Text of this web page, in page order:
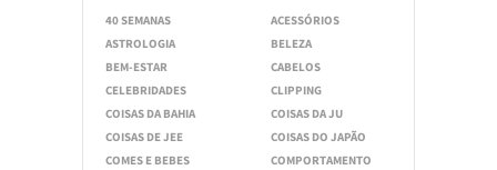
40 SEMANAS
ACESSÓRIOS
ASTROLOGIA
BELEZA
BEM-ESTAR
CABELOS
CELEBRIDADES
CLIPPING
COISAS DA BAHIA
COISAS DA JU
COISAS DE JEE
COISAS DO JAPÃO
COMES E BEBES
COMPORTAMENTO